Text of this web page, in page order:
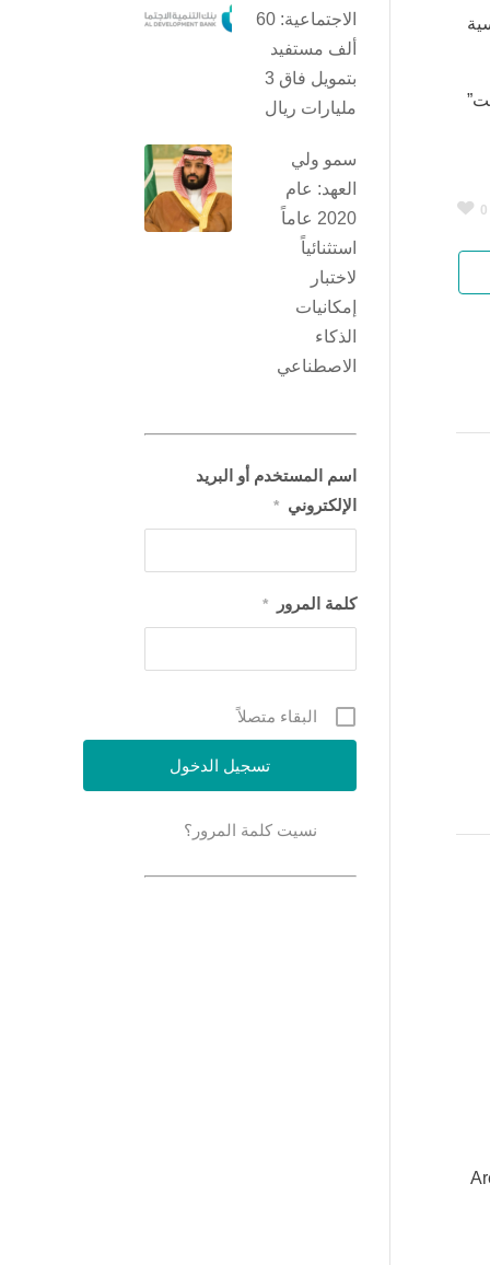
0
الاجتماعية: 60
ألف مستفيد
بتمويل فاق 3
مليارات ريال
سمو ولي
العهد: عام
2020 عاماً
استثنائياً
لاختبار
إمكانيات
الذكاء
الاصطناعي
اسم المستخدم أو البريد
الإلكتروني *
كلمة المرور *
البقاء متصلاً
نسيت كلمة المرور؟